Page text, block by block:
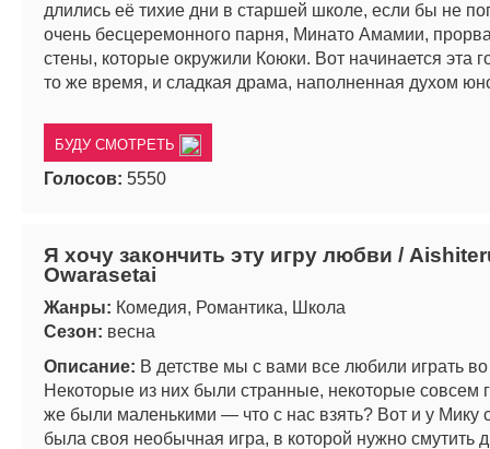
длились её тихие дни в старшей школе, если бы не
очень бесцеремонного парня, Минато Амамии,
стены, которые окружили Коюки. Вот начинается эта
то же время, и сладкая драма, наполненная духом
БУДУ СМОТРЕТЬ
Голосов: 5550
Я хочу закончить эту игру любви /
Owarasetai
Жанры: Комедия, Романтика, Школа
Сезон: весна
Описание: В детстве мы с вами все любили играть
Некоторые из них были странные, некоторые совсем
же были маленькими — что с нас взять? Вот и у Мику
была своя необычная игра, в которой нужно смутить